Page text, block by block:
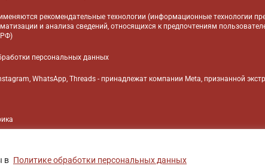
в Политике обработки персональных данных
рекомендательные технологии (информационные технологии
и анализа сведений, относящихся к предпочтениям
РФ)
персональных данных
WhatsApp, Threads - принадлежат компании Meta, признанной